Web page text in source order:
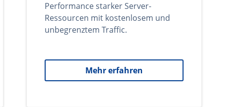
Performance starker Server-
Ressourcen mit kostenlosem und
unbegrenztem Traffic.
Mehr erfahren